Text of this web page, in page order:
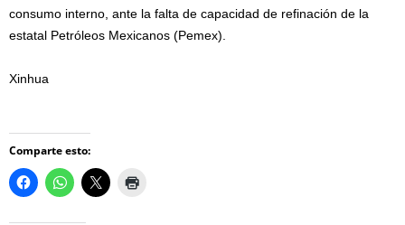
consumo interno, ante la falta de capacidad de refinación de la
estatal Petróleos Mexicanos (Pemex).
Xinhua
Comparte esto: